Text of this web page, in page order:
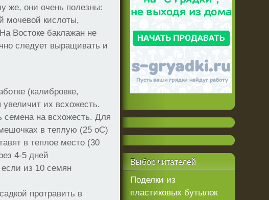
же, они очень полезны:
мочевой кислоты,
Востоке баклажан не
следует выращивать и
(калибровке,
их всхожесть.
семена на всхожесть. Для
в теплую (25 оС)
в теплое место (30
4-5 дней
из 10 семян
протравить в
Выборчитателей
Поделки из
пластиковых бутылок